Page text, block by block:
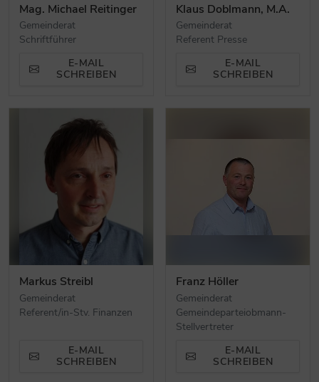
Mag. Michael Reitinger
Gemeinderat
Schriftführer
E-MAIL
SCHREIBEN
Klaus Doblmann, M.A.
Gemeinderat
Referent Presse
E-MAIL
SCHREIBEN
Markus Streibl
Gemeinderat
Referent/in-Stv. Finanzen
E-MAIL
SCHREIBEN
Franz Höller
Gemeinderat
Gemeindeparteiobmann-
Stellvertreter
E-MAIL
SCHREIBEN